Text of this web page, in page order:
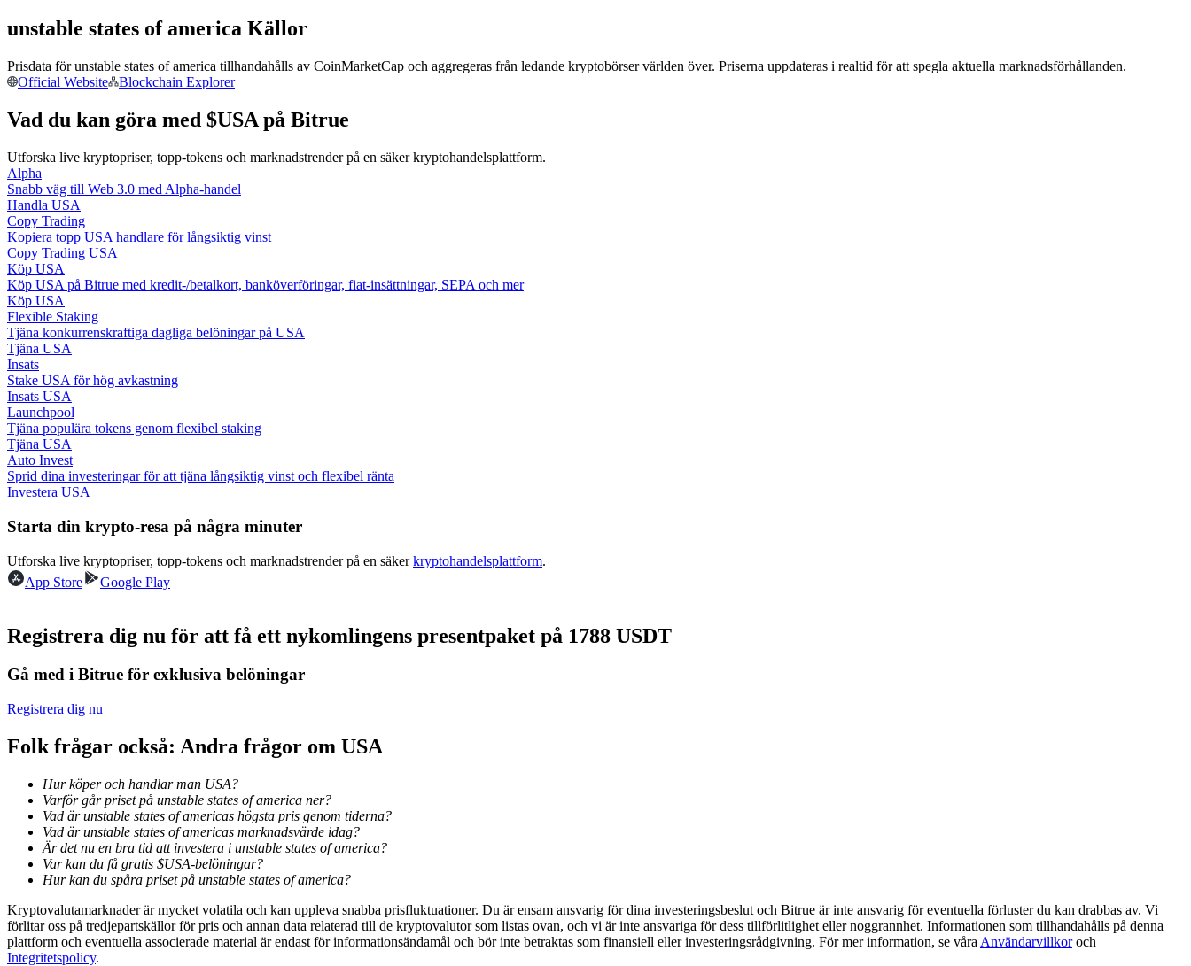
Kopiera Trading
Bli en Copy Trader
Njut av vinstdelning och kopieringshandelsprovisioner
Information
Big data-analys inklusive handelsinformation, etc.
Handelsstrategier
unstable states of america Källor
Prisdata för unstable states of america tillhandahålls av CoinMarketCap och aggregeras från ledande kryptobörser världen över. Priserna uppdateras i realtid för att spegla aktuella marknadsförhållanden.
Official Website
Blockchain Explorer
Vad du kan göra med $USA på Bitrue
Utforska live kryptopriser, topp-tokens och marknadstrender på en säker kryptohandelsplattform.
Alpha
Snabb väg till Web 3.0 med Alpha-handel
Handla USA
Copy Trading
Kopiera topp USA handlare för långsiktig vinst
Copy Trading USA
Köp USA
Köp USA på Bitrue med kredit-/betalkort, banköverföringar, fiat-insättningar, SEPA och mer
Köp USA
Flexible Staking
Tjäna konkurrenskraftiga dagliga belöningar på USA
Tjäna USA
Insats
Stake USA för hög avkastning
Insats USA
Launchpool
Tjäna populära tokens genom flexibel staking
Tjäna USA
Auto Invest
Sprid dina investeringar för att tjäna långsiktig vinst och flexibel ränta
Investera USA
Starta din krypto-resa på några minuter
Utforska live kryptopriser, topp-tokens och marknadstrender på en säkerkryptohandelsplattform.
App Store
Google Play
Registrera dig nu för att få ett nykomlingens presentpaket på 1788 USDT
Gå med i Bitrue för exklusiva belöningar
Registrera dig nu
Folk frågar också: Andra frågor om USA
Hur köper och handlar man USA?
Varför går priset på unstable states of america ner?
Vad är unstable states of americas högsta pris genom tiderna?
Vad är unstable states of americas marknadsvärde idag?
Är det nu en bra tid att investera i unstable states of america?
Var kan du få gratis $USA-belöningar?
Hur kan du spåra priset på unstable states of america?
Kryptovalutamarknader är mycket volatila och kan uppleva snabba prisfluktuationer. Du är ensam ansvarig för dina investeringsbeslut och Bitrue är inte ansvarig för eventuella förluster du kan drabbas av. Vi
förlitar oss på tredjepartskällor för pris och annan data relaterad till de kryptovalutor som listas ovan, och vi är inte ansvariga för dess tillförlitlighet eller noggrannhet. Informationen som tillhandahålls på denna
plattform och eventuella associerade material är endast för informationsändamål och bör inte betraktas som finansiell eller investeringsrådgivning. För mer information, se våra Användarvillkoroch
Integritetspolicy.